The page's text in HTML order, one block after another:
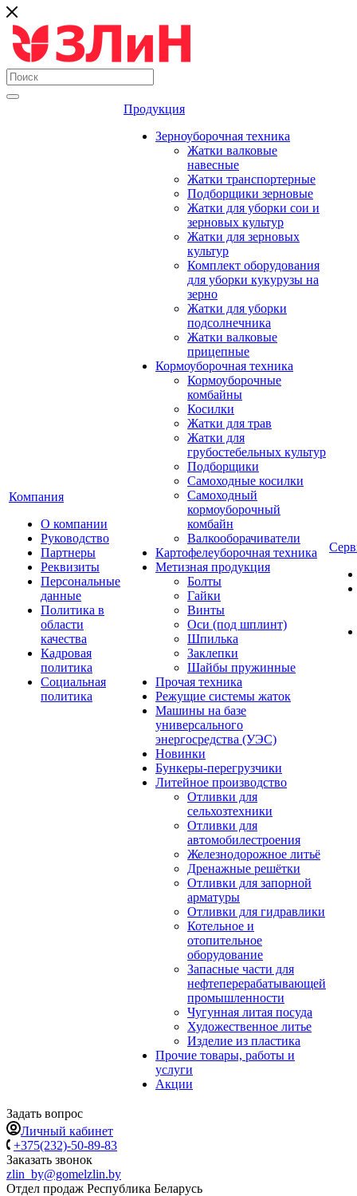
Компания
О компании
Руководство
Партнеры
Реквизиты
Персональные
данные
Политика в
области
качества
Кадровая
политика
Социальная
политика
Продукция
Зерноуборочная техника
Жатки валковые
навесные
Жатки транспортерные
Подборщики зерновые
Жатки для уборки сои и
зерновых культур
Жатки для зерновых
культур
Комплект оборудования
для уборки кукурузы на
зерно
Жатки для уборки
подсолнечника
Жатки валковые
прицепные
Кормоуборочная техника
Кормоуборочные
комбайны
Косилки
Жатки для трав
Жатки для
грубостебельных культур
Подборщики
Самоходные косилки
Самоходный
кормоуборочный
комбайн
Валкооборачиватели
Картофелеуборочная техника
Метизная продукция
Болты
Гайки
Винты
Оси (под шплинт)
Шпилька
Заклепки
Шайбы пружинные
Прочая техника
Режущие системы жаток
Машины на базе
универсального
энергосредства (УЭС)
Новинки
Бункеры-перегрузчики
Литейное производство
Отливки для
сельхозтехники
Отливки для
автомобилестроения
Железнодорожное литьё
Дренажные решётки
Отливки для запорной
арматуры
Отливки для гидравлики
Котельное и
отопительное
оборудование
Запасные части для
нефтеперерабатывающей
промышленности
Чугунная литая посуда
Художественное литье
Изделие из пластика
Прочие товары, работы и
услуги
Акции
Задать вопрос
Личный кабинет
+375(232)-50-89-83
Заказать звонок
zlin_by@gomelzlin.by
Отдел продаж Республика Беларусь